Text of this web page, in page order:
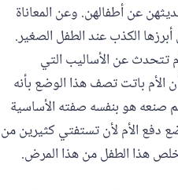
عن أطفالهن. وعن المعاناة
أبرزها الكذب عند الطفل الصغير.
تتحدث عن الأساليب التي
الأم باتت تصف هذا الوضع بأنه
هو بنفسه صفته الأساسية
دفع الأم لأن تستفتي كثيرين من
هذا الطفل من هذا المرض.